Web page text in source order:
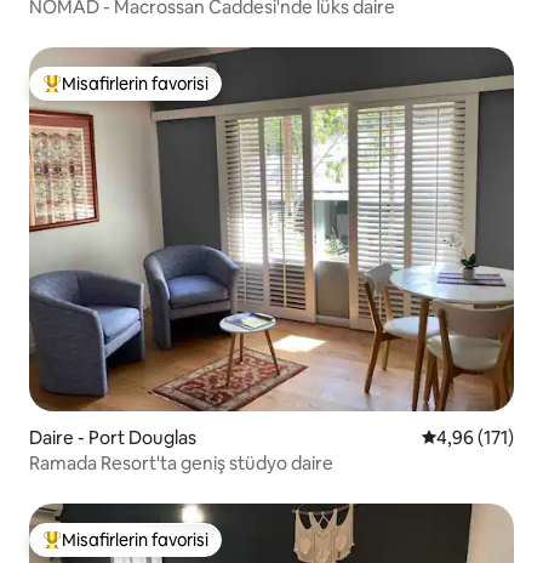
NOMAD - Macrossan Caddesi'nde lüks daire
Misafirlerin favorilerinden en beğenilenler arasında
Misafirlerin favorisi
Daire - Port Douglas 5 üzerinden
4,96 (171)
Ramada Resort'ta geniş stüdyo daire
Misafirlerin favorilerinden en beğenilenler arasında
Misafirlerin favorisi